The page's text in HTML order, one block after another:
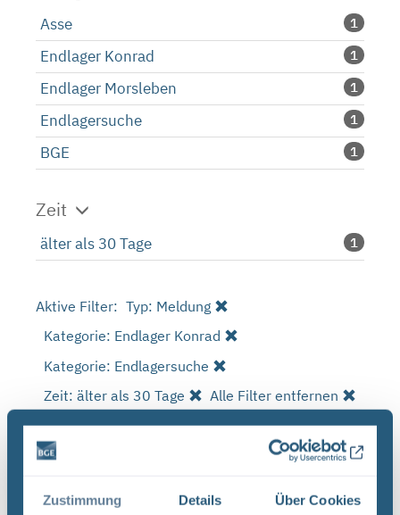
Zustimmung Details Über Cookies
Asse 1
Endlager Konrad 1
Endlager Morsleben 1
Endlagersuche 1
BGE 1
Zeit
älter als 30 Tage 1
Aktive Filter: Typ: Meldung
Kategorie: Endlager Konrad
Kategorie: Endlagersuche
Zeit: älter als 30 Tage
Alle Filter entfernen
Es wurde 1 Ergebnis in 1 Millisekunden gefunden.
Zeige Ergebnisse 1 bis 1 von 1.
Ergebnisse pro Seite: